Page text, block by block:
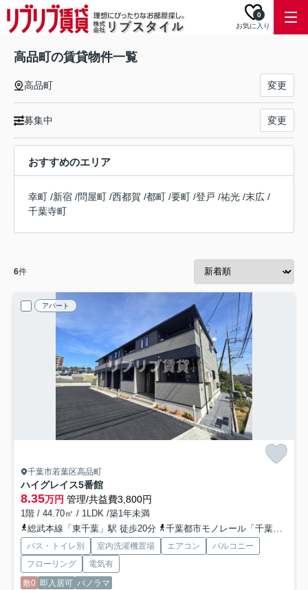
お気に入り
0
高品町の賃貸物件一覧
高品町 変更
募集中 変更
おすすめのエリア
幸町 /新宿 /問屋町 /西都賀 /都町 /要町 /登戸 /祐光 /末広 /
千葉寺町
6件
アパート
千葉市若葉区高品町
ハイグレイス5番館
8.35万円 管理/共益費3,800円
1階 / 44.70㎡ / 1LDK /築1年未満
総武本線「東千葉」駅 徒歩20分
千葉都市モノレール「千葉公園」駅 徒歩27分
バス・トイレ別 室内洗濯機置場 エアコン
バルコニー
フローリング
電気有
敷0 即入居可 パノラマ